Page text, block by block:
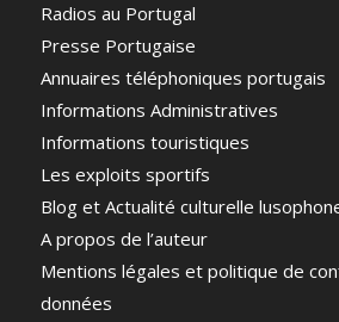
Radios au Portugal
Presse Portugaise
Annuaires téléphoniques portugais
Informations Administratives
Informations touristiques
Les exploits sportifs
Blog et Actualité culturelle
A propos de l’auteur
Mentions légales et politique de
données